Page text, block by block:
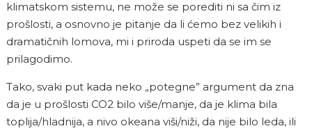
klimatskom sistemu, ne može se porediti ni sa čim iz
prošlosti, a osnovno je pitanje da li ćemo bez velikih i
dramatičnih lomova, mi i priroda uspeti da se im se
prilagodimo.
Tako, svaki put kada neko „potegne” argument da zna
da je u prošlosti CO2 bilo više/manje, da je klima bila
toplija/hladnija, a nivo okeana viši/niži, da nije bilo leda, ili